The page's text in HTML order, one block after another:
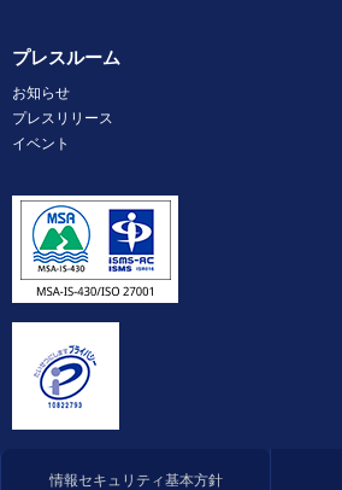
プレスルーム
お知らせ
プレスリリース
イベント
情報セキュリティ基本方針